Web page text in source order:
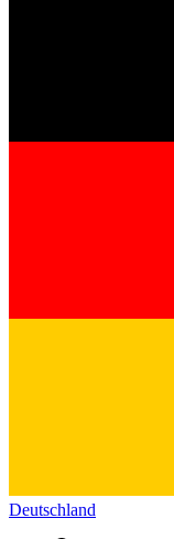
Deutschland